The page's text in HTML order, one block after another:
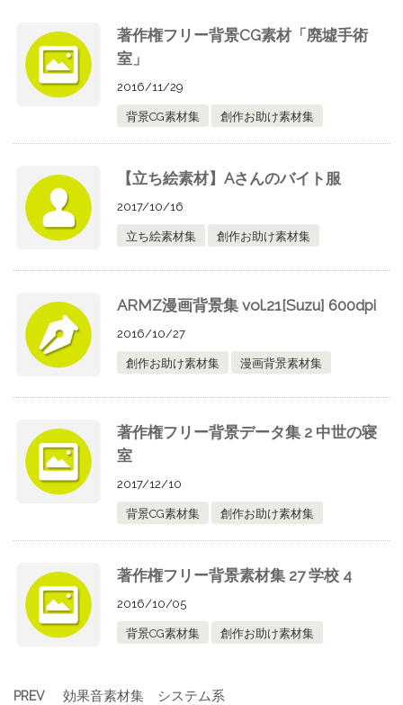
著作権フリー背景CG素材「廃墟手術
室」
2016/11/29
背景CG素材集 創作お助け素材集
【立ち絵素材】Aさんのバイト服
2017/10/16
立ち絵素材集 創作お助け素材集
ARMZ漫画背景集 vol.21[Suzu] 600dpi
2016/10/27
創作お助け素材集 漫画背景素材集
著作権フリー背景データ集 2 中世の寝
室
2017/12/10
背景CG素材集 創作お助け素材集
著作権フリー背景素材集 27 学校 4
2016/10/05
背景CG素材集 創作お助け素材集
PREV 効果音素材集 システム系